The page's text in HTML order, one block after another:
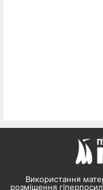
Використання
розміщення